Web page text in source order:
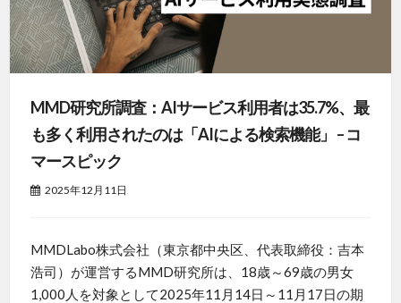
MMD研究所調査：AIサービス利用者は35.7%、最
も多く利用されたのは「AIによる検索機能」 – コ
マースピック
2025年12月11日
MMDLabo株式会社（東京都中央区、代表取締役：吉本
浩司）が運営するMMD研究所は、18歳～69歳の男女
1,000人を対象として2025年11月14日～11月17日の期